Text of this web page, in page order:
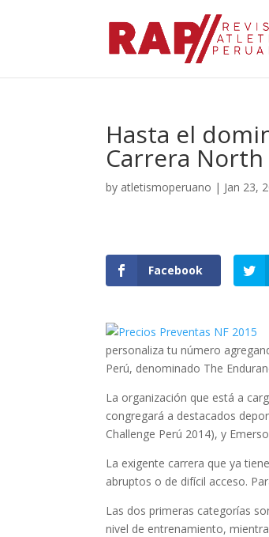
Hasta el
Carrera North
by atletismoperuano | Jan 23,
Facebook
personaliza tu número
Perú, denominado The
La organización que está a
congregará a destacados
Challenge Perú 2014), y
La exigente carrera que ya
abruptos o de difícil acceso.
Las dos primeras categorías
nivel de entrenamiento,